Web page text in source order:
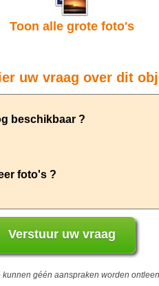
Toon alle grote foto's
uw vraag over dit
géén aanspraken worden